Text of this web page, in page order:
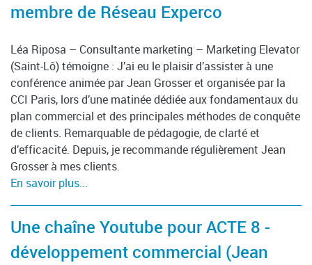
membre de Réseau Experco
Léa Riposa – Consultante marketing – Marketing Elevator
(Saint-Lô) témoigne : J’ai eu le plaisir d’assister à une
conférence animée par Jean Grosser et organisée par la
CCI Paris, lors d’une matinée dédiée aux fondamentaux du
plan commercial et des principales méthodes de conquête
de clients. Remarquable de pédagogie, de clarté et
d’efficacité. Depuis, je recommande régulièrement Jean
Grosser à mes clients.
En savoir plus...
Une chaîne Youtube pour ACTE 8 -
développement commercial (Jean